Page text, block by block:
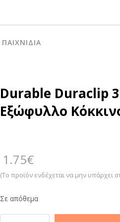
ΠΑΙΧΝΊΔΙΑ
Durable Duraclip
Εξώφυλλο
1.75€
(Το προϊόν ενδέχεται να μην υπάρχει
Σε απόθεμα